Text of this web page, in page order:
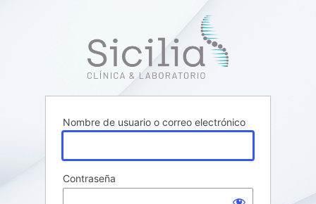
Nombre de usuario o correo electrónico
Contraseña